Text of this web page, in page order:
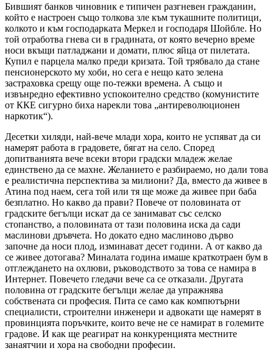
Бившият банков чиновник е типичен разгневен гражданин,
който е настроен също толкова зле към тукашните политици,
колкото и към господарката Меркел и господаря Шойбле. Но
той отработва гнева си в градината, от която вечерно време
носи вкъщи патладжани и домати, плюс яйца от пилетата.
Купил е парцела малко преди кризата. Той трябвало да стане
пенсионерското му хоби, но сега е нещо като зелена
застраховка срещу още по-тежки времена. А също и
извънредно ефективно успокоително средство (комунистите
от ККЕ сигурно биха нарекли това „антиреволюционен
наркотик“).
Десетки хиляди, най-вече млади хора, които не успяват да си
намерят работа в градовете, бягат на село. Според
допитванията вече всеки втори градски младеж желае
единствено да се махне. Желанието е разбираемо, но дали това
е реалистична перспектива за милиони? Да, вместо да живее в
Атина под наем, сега той или тя ще може да живее при баба
безплатно. Но какво да прави? Повече от половината от
градските бегълци искат да се занимават със селско
стопанство, а половината от тази половина иска да сади
маслинови дръвчета. Но докато едно маслиново дърво
започне да носи плод, изминават десет години. А от какво да
се живее дотогава? Миналата година имаше краткотраен бум в
отглеждането на охлюви, ръководството за това се намира в
Интернет. Повечето гледачи вече са се отказали. Другата
половина от градските бегълци желае да упражнява
собствената си професия. Пита се само как компютърни
специалисти, строителни инженери и адвокати ще намерят в
провинцията поръчките, които вече не се намират в големите
градове. И как ще реагират на конкуренцията местните
занаятчии и хора на свободни професии.